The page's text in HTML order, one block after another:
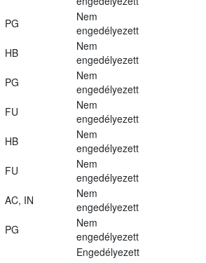
PG
Nem
engedélyezett
HB
Nem
engedélyezett
PG
Nem
engedélyezett
FU
Nem
engedélyezett
HB
Nem
engedélyezett
FU
Nem
engedélyezett
AC, IN
Nem
engedélyezett
PG
Nem
engedélyezett
Engedélyezett